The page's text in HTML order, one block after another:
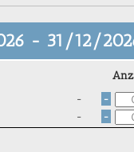
- 31/12/
- -
- -